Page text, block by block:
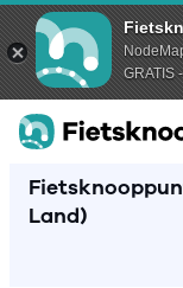
GRATIS
Land)